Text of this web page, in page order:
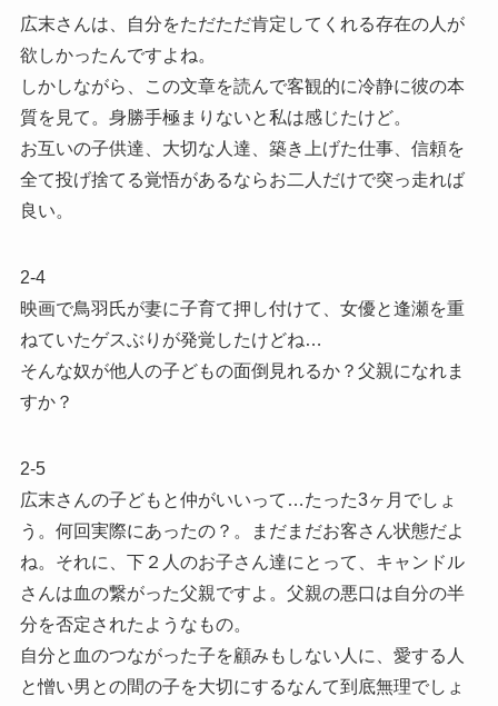
広末さんは、自分をただただ肯定してくれる存在の人が
欲しかったんですよね。
しかしながら、この文章を読んで客観的に冷静に彼の本
質を見て。身勝手極まりないと私は感じたけど。
お互いの子供達、大切な人達、築き上げた仕事、信頼を
全て投げ捨てる覚悟があるならお二人だけで突っ走れば
良い。
2-4
映画で鳥羽氏が妻に子育て押し付けて、女優と逢瀬を重
ねていたゲスぶりが発覚したけどね…
そんな奴が他人の子どもの面倒見れるか？父親になれま
すか？
2-5
広末さんの子どもと仲がいいって…たった3ヶ月でしょ
う。何回実際にあったの？。まだまだお客さん状態だよ
ね。それに、下２人のお子さん達にとって、キャンドル
さんは血の繋がった父親ですよ。父親の悪口は自分の半
分を否定されたようなもの。
自分と血のつながった子を顧みもしない人に、愛する人
と憎い男との間の子を大切にするなんて到底無理でしょ